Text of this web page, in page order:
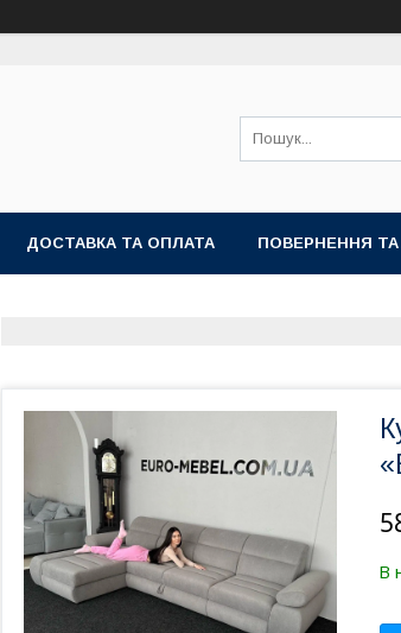
ДОСТАВКА ТА ОПЛАТА ПОВЕРНЕННЯ ТА
В